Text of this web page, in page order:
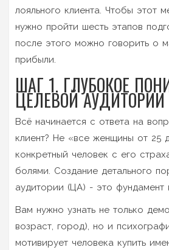
лояльного клиента. Чтобы этот
нужно пройти шесть этапов
после этого можно говорить о
прибыли.
ШАГ 1. ГЛУБОКОЕ
ЦЕЛЕВОЙ АУДИТОРИИ
Всё начинается с ответа на
клиент? Не «все женщины от 25
конкретный человек с его
болями. Создание детального
аудитории (ЦА) - это фундамент
Вам нужно узнать не только
возраст, город), но и
мотивирует человека купить